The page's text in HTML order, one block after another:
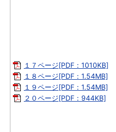
１７ページ[PDF：1010KB]
１８ページ[PDF：1.54MB]
１９ページ[PDF：1.54MB]
２０ページ[PDF：944KB]